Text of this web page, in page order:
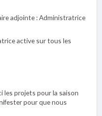
adjointe : Administratrice
active sur tous les
les projets pour la saison
pour que nous